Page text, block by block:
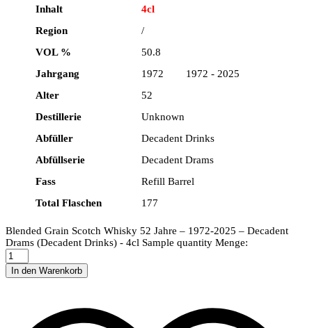
Inhalt
4cl
Region
/
VOL %
50.8
Jahrgang
1972 1972 - 2025
Alter
52
Destillerie
Unknown
Abfüller
Decadent Drinks
Abfüllserie
Decadent Drams
Fass
Refill Barrel
Total Flaschen
177
Blended Grain Scotch Whisky 52 Jahre – 1972-2025 – Decadent
Drams (Decadent Drinks) - 4cl Sample quantity Menge:
In den Warenkorb